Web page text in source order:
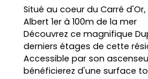
Situé au coeur du Carré
Albert 1er à 100m de la mer
Découvrez ce magnifique
derniers étages de cette
Accessible par son
bénéficierez d'une surface